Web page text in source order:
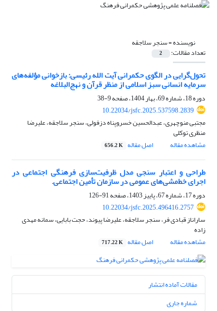
نویسنده =سنجر سلاجقه
تعداد مقالات: 2
تحول‌گرایی در الگوی حکمرانی آیت الله رئیسی: بازخوانی مؤلفه‌های
سرمایه انسانی سبز اسلامی از منظر قرآن و نهج‌البلاغه
دوره 18، شماره 69، بهار 1404، صفحه
9-38
10.22034/jsfc.2025.537598.2839
مجتبی منوچهری، عبدالحسین خسروپناه دزفولی، سنجر سلاجقه، علیرضا
منظری توکلی
مشاهده مقاله
اصل مقاله 656.2 K
طراحی و اعتبار سنجی مدل ظرفیت‌سازی فرهنگی اجتماعی در
اجرای خط‌مشی‌های عمومی در سازمان تأمین اجتماعی.
دوره 17، شماره 67، پاییز 1403، صفحه
91-126
10.22034/jsfc.2025.496416.2757
ساراناز قبادی فر، سنجر سلاجقه، علیرضا پیوند، حجت بابایی، سمانه مهدی
زاده
مشاهده مقاله
اصل مقاله 717.22 K
مقالات آماده انتشار
شماره جاری